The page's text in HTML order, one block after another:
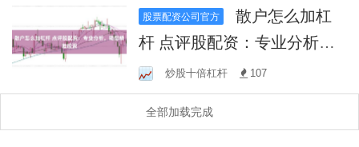
股票配资公司官方
散户怎么加杠
杆 点评股配资：专业分析，
助您精准投资
炒股十倍杠杆 107
全部加载完成